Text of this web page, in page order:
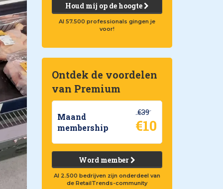
Houd mij op de hoogte
Al 57.500 professionals gingen je
voor!
Ontdek de voordelen
van Premium
Maand
membership
€39
€10
Word member
Al 2.500 bedrijven zijn onderdeel van
de RetailTrends-community